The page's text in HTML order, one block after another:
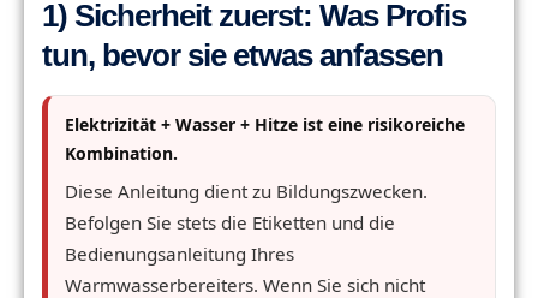
1) Sicherheit zuerst: Was Profis
tun, bevor sie etwas anfassen
Elektrizität + Wasser + Hitze ist eine risikoreiche
Kombination.
Diese Anleitung dient zu Bildungszwecken.
Befolgen Sie stets die Etiketten und die
Bedienungsanleitung Ihres
Warmwasserbereiters. Wenn Sie sich nicht